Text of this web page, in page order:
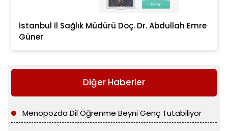
İstanbul İl Sağlık Müdürü Doç. Dr. Abdullah Emre
Güner
Diğer Haberler
Menopozda Dil Öğrenme Beyni Genç Tutabiliyor